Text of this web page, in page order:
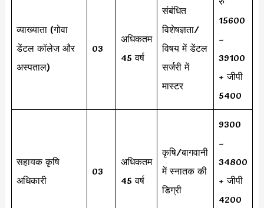
व्याख्याता (गोवा
डेंटल कॉलेज और
अस्पताल)
03
अधिकतम
45 वर्ष
संबंधित
विशेषज्ञता/
विषय में डेंटल
सर्जरी में
मास्टर
15600
–
39100
+ जीपी
5400
सहायक कृषि
अधिकारी
03
अधिकतम
45 वर्ष
कृषि/बागवानी
में स्नातक की
डिग्री
9300
–
34800
+ जीपी
4200